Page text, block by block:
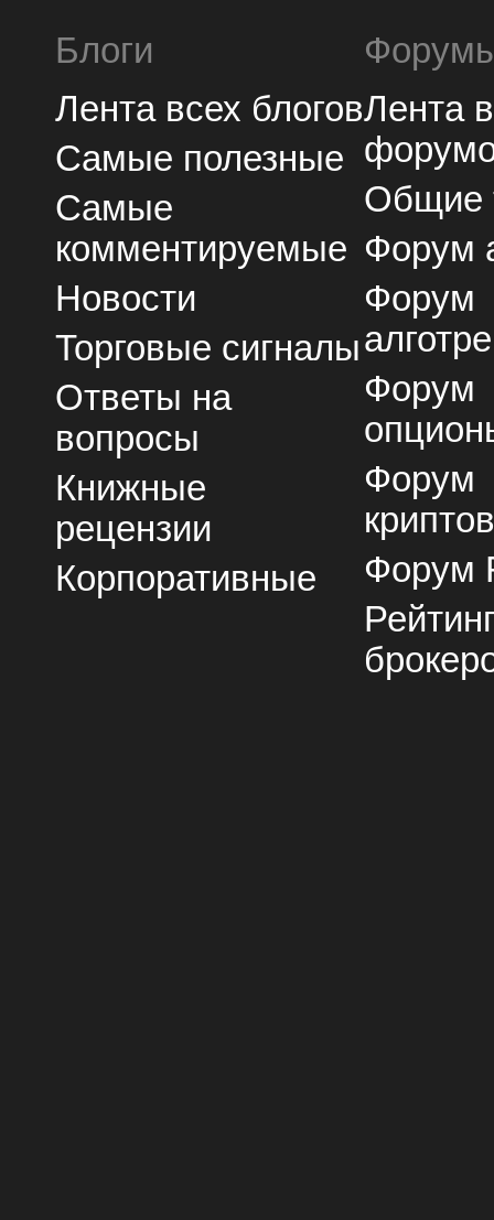
Блоги
Лента всех блогов
Самые полезные
Самые
комментируемые
Новости
Торговые сигналы
Ответы на
вопросы
Книжные
рецензии
Корпоративные
Лента
Общие
Форум
Форум
Форум
Форум
Форум